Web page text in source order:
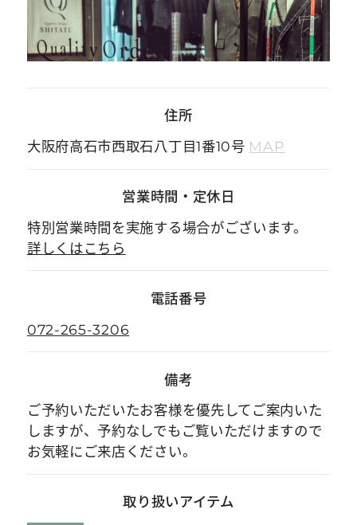
住所
大阪府高石市西取石八丁目1番10号 MAP
営業時間 ・ 定休日
特別営業時間を実施する場合がございます。
詳しくはこちら
電話番号
072-265-3206
備考
ご予約いただいたお客様を優先してご案内いた
しますが、予約なしでもご覧いただけますので
お気軽にご来店ください。
取り扱いアイテム